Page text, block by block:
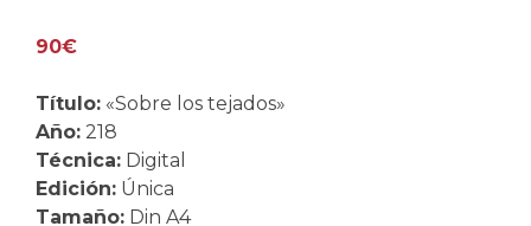
90€
Título: «Sobre los tejados»
Año: 218
Técnica: Digital
Edición: Única
Tamaño: Din A4